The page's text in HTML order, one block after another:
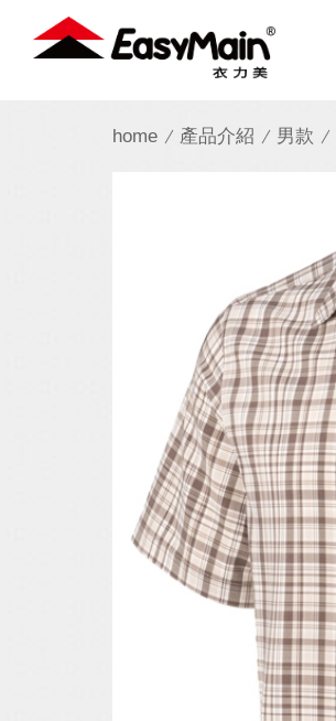
力
home 產品介紹 男款